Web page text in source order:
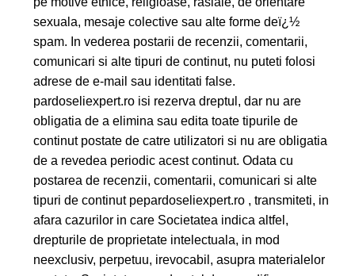
sexuala, mesaje colective sau alte forme deï¿½
spam. In vederea postarii de recenzii, comentarii,
comunicari si alte tipuri de continut, nu puteti folosi
adrese de e-mail sau identitati false.
pardoseliexpert.ro isi rezerva dreptul, dar nu are
obligatia de a elimina sau edita toate tipurile de
continut postate de catre utilizatori si nu are obligatia
de a revedea periodic acest continut. Odata cu
postarea de recenzii, comentarii, comunicari si alte
tipuri de continut pepardoseliexpert.ro , transmiteti, in
afara cazurilor in care Societatea indica altfel,
drepturile de proprietate intelectuala, in mod
neexclusiv, perpetuu, irevocabil, asupra materialelor